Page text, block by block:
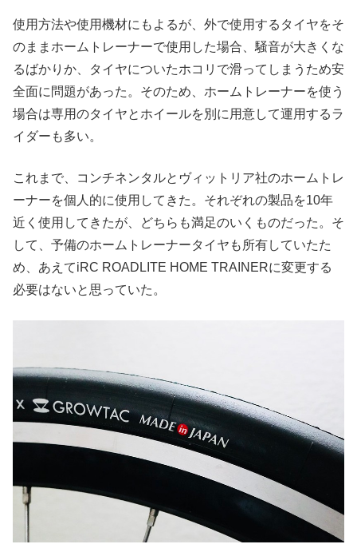
使用方法や使用機材にもよるが、外で使用するタイヤをそ
のままホームトレーナーで使用した場合、騒音が大きくな
るばかりか、タイヤについたホコリで滑ってしまうため安
全面に問題があった。そのため、ホームトレーナーを使う
場合は専用のタイヤとホイールを別に用意して運用するラ
イダーも多い。
これまで、コンチネンタルとヴィットリア社のホームトレ
ーナーを個人的に使用してきた。それぞれの製品を10年
近く使用してきたが、どちらも満足のいくものだった。そ
して、予備のホームトレーナータイヤも所有していたた
め、あえてiRC ROADLITE HOME TRAINERに変更する
必要はないと思っていた。